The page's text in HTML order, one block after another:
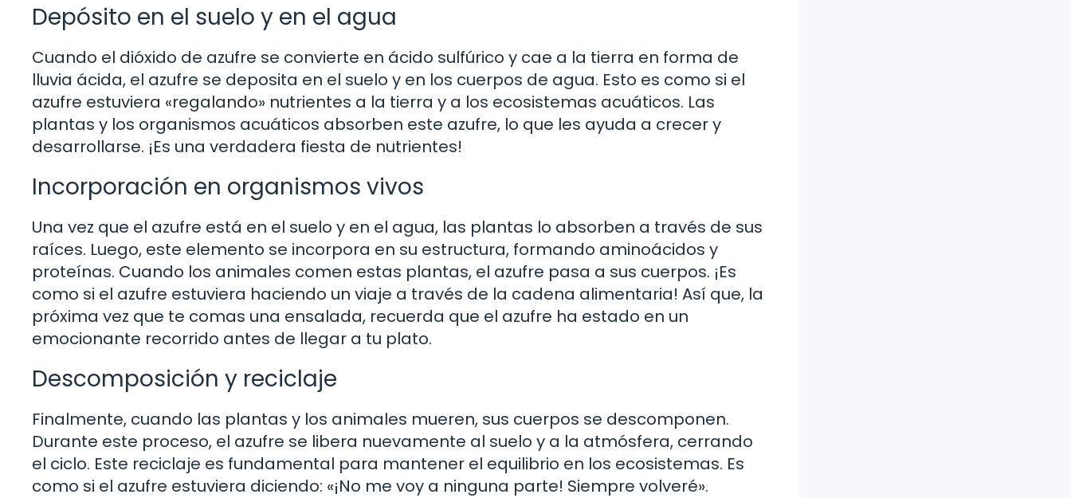
Depósito en el suelo y en el agua
Cuando el dióxido de azufre se convierte en ácido sulfúrico y cae a la tierra en forma de
lluvia ácida, el azufre se deposita en el suelo y en los cuerpos de agua. Esto es como si el
azufre estuviera «regalando» nutrientes a la tierra y a los ecosistemas acuáticos. Las
plantas y los organismos acuáticos absorben este azufre, lo que les ayuda a crecer y
desarrollarse. ¡Es una verdadera fiesta de nutrientes!
Incorporación en organismos vivos
Una vez que el azufre está en el suelo y en el agua, las plantas lo absorben a través de sus
raíces. Luego, este elemento se incorpora en su estructura, formando aminoácidos y
proteínas. Cuando los animales comen estas plantas, el azufre pasa a sus cuerpos. ¡Es
como si el azufre estuviera haciendo un viaje a través de la cadena alimentaria! Así que, la
próxima vez que te comas una ensalada, recuerda que el azufre ha estado en un
emocionante recorrido antes de llegar a tu plato.
Descomposición y reciclaje
Finalmente, cuando las plantas y los animales mueren, sus cuerpos se descomponen.
Durante este proceso, el azufre se libera nuevamente al suelo y a la atmósfera, cerrando
el ciclo. Este reciclaje es fundamental para mantener el equilibrio en los ecosistemas. Es
como si el azufre estuviera diciendo: «¡No me voy a ninguna parte! Siempre volveré».